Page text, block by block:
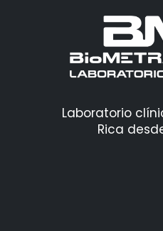
Laboratorio
Rica